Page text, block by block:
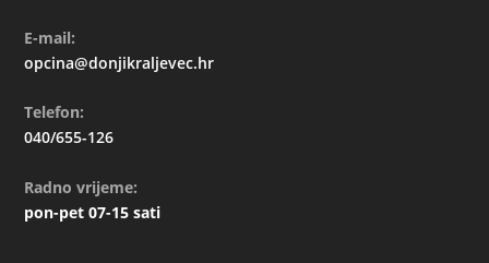
E-mail:
opcina@donjikraljevec.hr
Telefon:
040/655-126
Radno vrijeme:
pon-pet 07-15 sati